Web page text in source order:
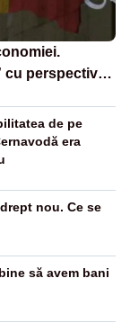
cu perspectivă
de pe
era
nou. Ce se
să avem bani